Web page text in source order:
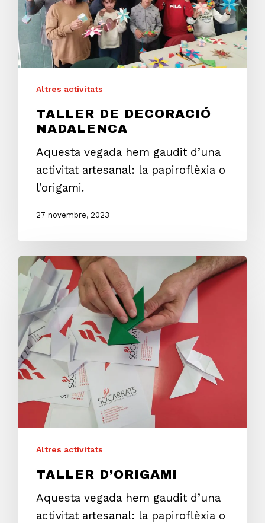
Altres activitats
TALLER DE DECORACIÓ
NADALENCA
Aquesta vegada hem gaudit d’una
activitat artesanal: la papiroflèxia o
l’origami.
27 novembre, 2023
Altres activitats
TALLER D’ORIGAMI
Aquesta vegada hem gaudit d’una
activitat artesanal: la papiroflèxia o